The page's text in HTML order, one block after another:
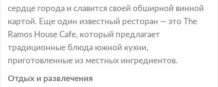
сердце города и славится своей обширной винной
картой. Еще один известный ресторан — это The
Ramos House Cafe, который предлагает
традиционные блюда южной кухни,
приготовленные из местных ингредиентов.
Отдых и развлечения